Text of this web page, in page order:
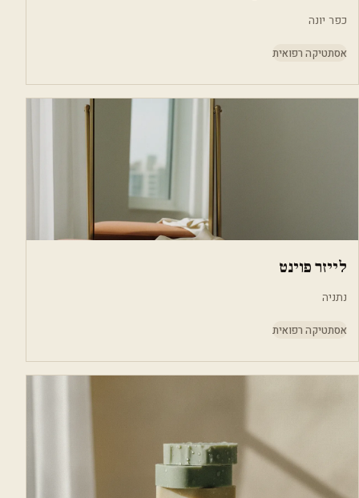
כפר יונה
אסתטיקה רפואית
לייזר פוינט
נתניה
אסתטיקה רפואית